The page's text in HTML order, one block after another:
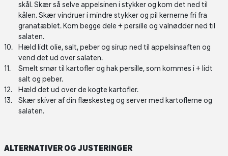
skål. Skær så selve appelsinen i stykker og kom det ned til
kålen. Skær vindruer i mindre stykker og pil kernerne fri fra
granatæblet. Kom begge dele + persille og valnødder ned til
salaten.
Hæld lidt olie, salt, peber og sirup ned til appelsinsaften og
vend det ud over salaten.
Smelt smør til kartofler og hak persille, som kommes i + lidt
salt og peber.
Hæld det ud over de kogte kartofler.
Skær skiver af din flæskesteg og server med kartoflerne og
salaten.
ALTERNATIVER OG JUSTERINGER